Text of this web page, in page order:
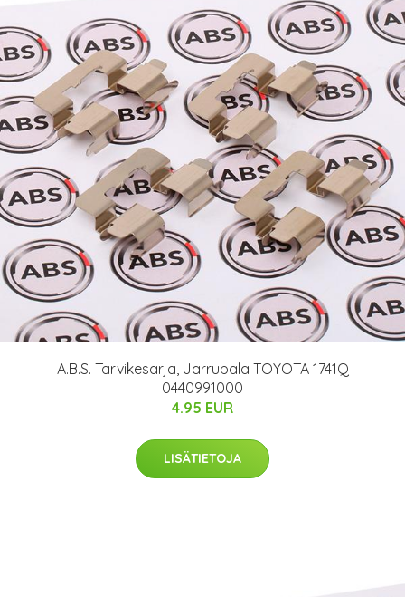
A.B.S. Tarvikesarja, Jarrupala TOYOTA 1741Q
0440991000
4.95 EUR
LISÄTIETOJA